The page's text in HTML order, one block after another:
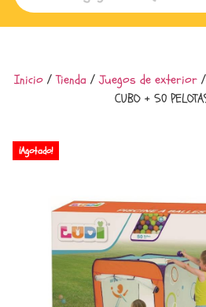
Inicio/Tienda /Juegos de exterior/
CUBO + 50
¡Agotado!